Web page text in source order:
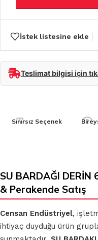
İstek listesine ekle
Teslimat bilgisi için
Sınırsız Seçenek
SU BARDAĞI
& Perakende Satış
Censan Endüstriyel,
ihtiyaç duyduğu ürün